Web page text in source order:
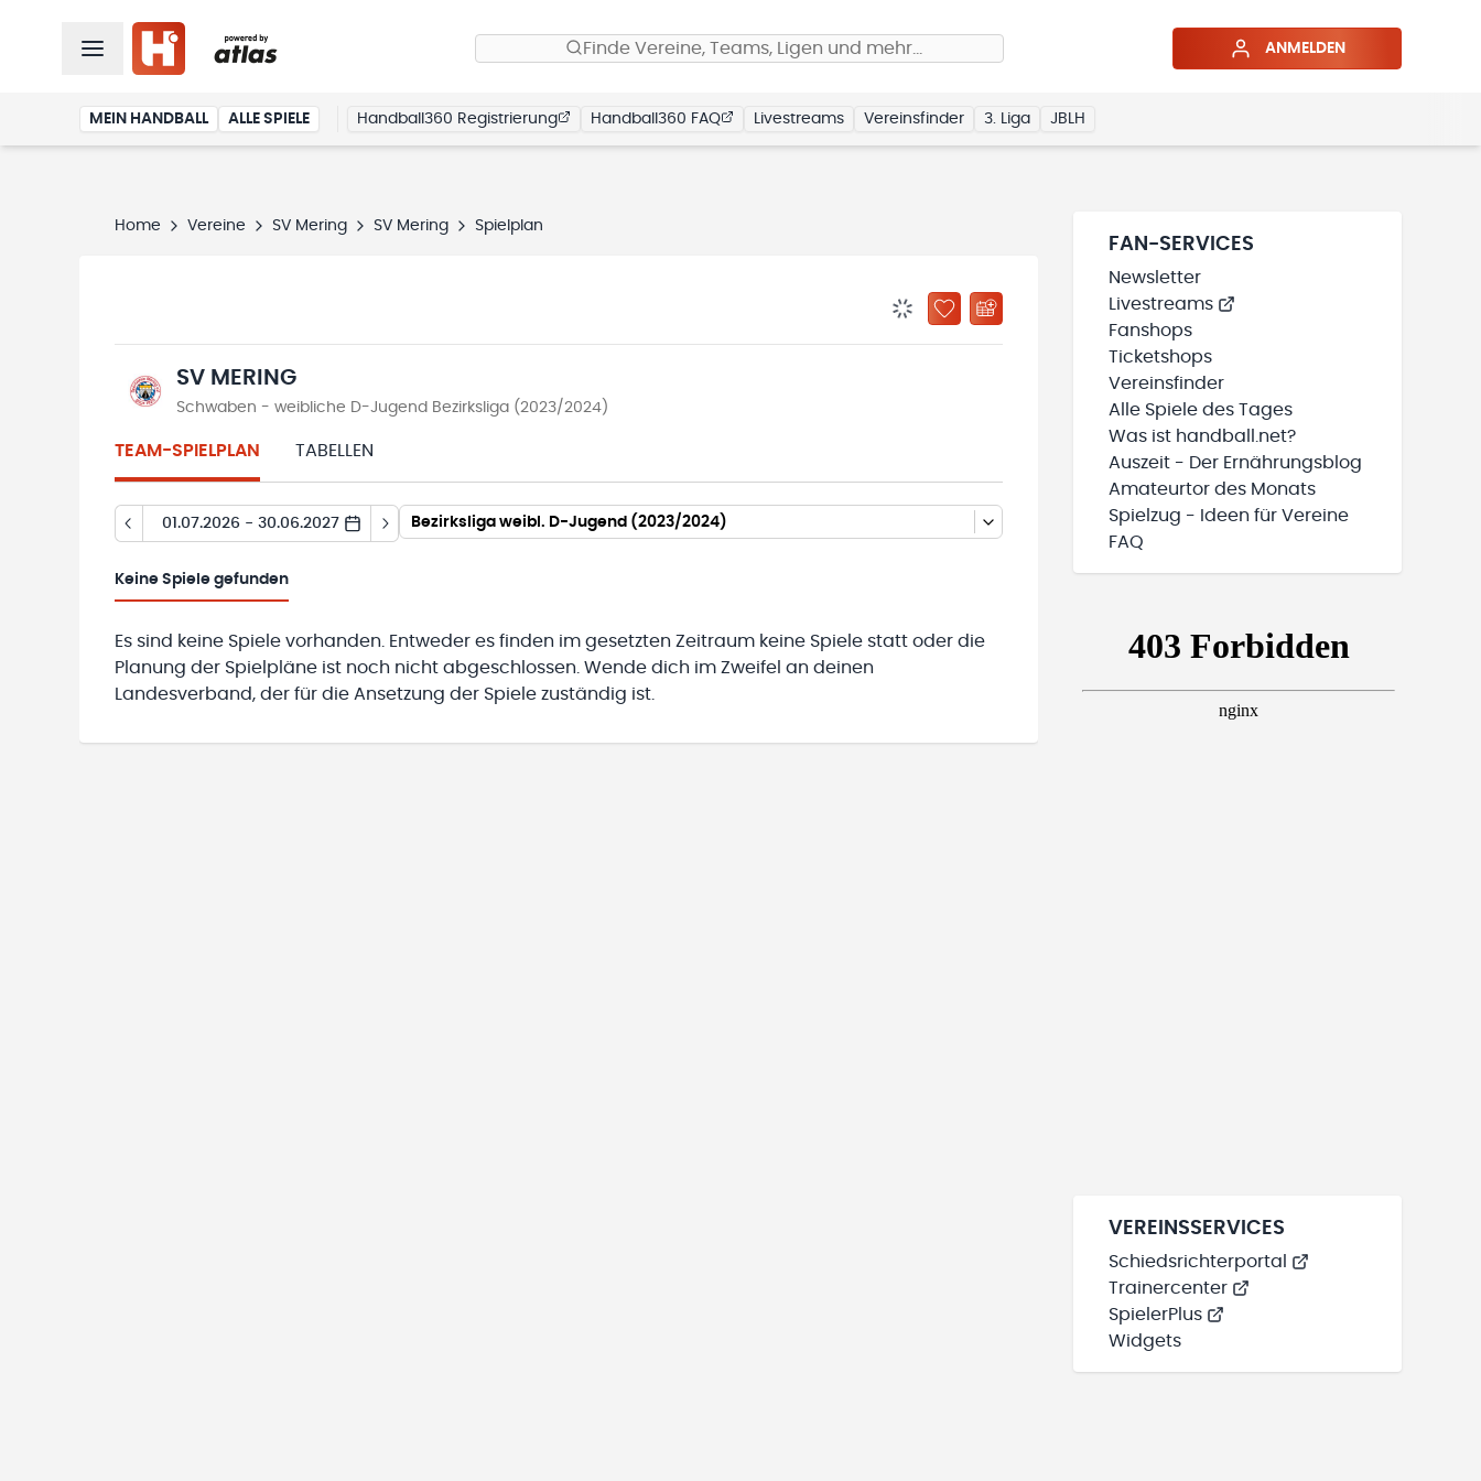
Finde Vereine, Teams, Ligen und mehr… ANMELDEN
MEIN HANDBALL ALLE SPIELE Handball360 Registrierung Handball360 FAQ Livestreams Vereinsfinder 3. Liga JBLH
Home Vereine SV Mering SV Mering Spielplan
BENACHRICHTIGUNGSSTATUS WIRD GELADEN
ZU „MEINE TEAMS“ HINZUFÜGEN
SV MERING
Schwaben - weibliche D-Jugend Bezirksliga (2023/2024)
TEAM-SPIELPLAN TABELLEN
01.07.2026 - 30.06.2027 Bezirksliga weibl. D-Jugend (2023/2024)
Keine Spiele gefunden
Es sind keine Spiele vorhanden. Entweder es finden im gesetzten Zeitraum keine Spiele statt oder die
Planung der Spielpläne ist noch nicht abgeschlossen. Wende dich im Zweifel an deinen
Landesverband, der für die Ansetzung der Spiele zuständig ist.
FAN-SERVICES
Newsletter
Livestreams
Fanshops
Ticketshops
Vereinsfinder
Alle Spiele des Tages
Was ist handball.net?
Auszeit - Der Ernährungsblog
Amateurtor des Monats
Spielzug - Ideen für Vereine
FAQ
VEREINSSERVICES
Schiedsrichterportal
Trainercenter
SpielerPlus
Widgets